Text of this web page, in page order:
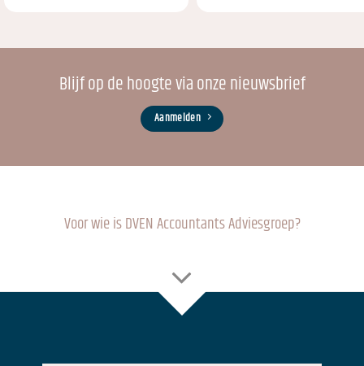
Blijf op de hoogte via onze nieuwsbrief
Aanmelden
Voor wie is DVEN Accountants Adviesgroep?